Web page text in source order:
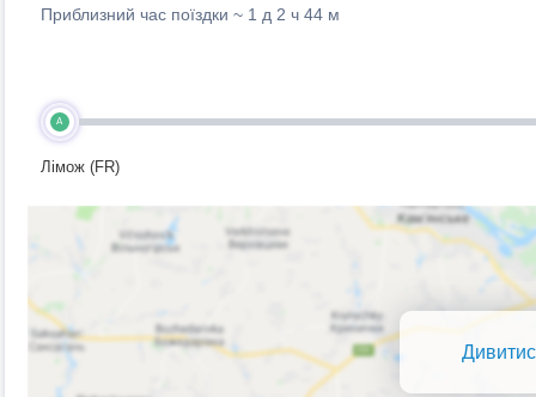
Приблизний час поїздки ~ 1 д 2 ч 44 м
A
Лімож (FR)